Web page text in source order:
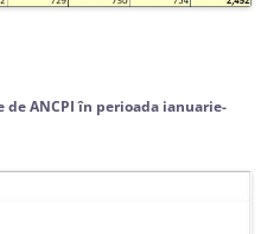
ANCPI în perioada ianuarie-